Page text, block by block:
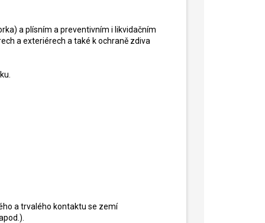
a plísním a preventivním i likvidačním
a exteriérech a také k ochraně zdiva
a trvalého kontaktu se zemí